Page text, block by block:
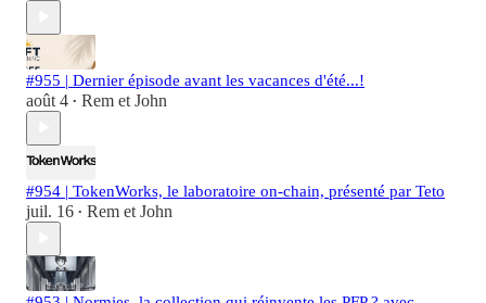
#955 | Dernier épisode avant les vacances d'été...!
août 4 • Rem et John
#954 | TokenWorks, le laboratoire on-chain, présenté par Teto
juil. 16 • Rem et John